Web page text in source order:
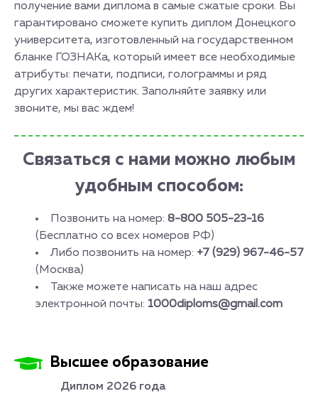
получение вами диплома в самые сжатые сроки. Вы
гарантировано сможете купить диплом Донецкого
университета, изготовленный на государственном
бланке ГОЗНАКа, который имеет все необходимые
атрибуты: печати, подписи, голограммы и ряд
других характеристик. Заполняйте заявку или
звоните, мы вас ждем!
Связаться с нами можно любым
удобным способом:
Позвонить на номер: 8-800 505-23-16
(Бесплатно со всех номеров РФ)
Либо позвонить на номер: +7 (929) 967-46-57
(Москва)
Также можете написать на наш адрес
электронной почты: 1000diploms@gmail.com
Высшее образование
Диплом 2026 года